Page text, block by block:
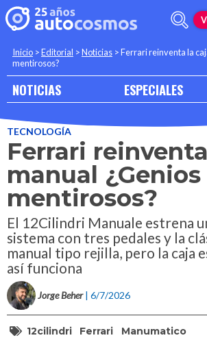
Inicio >Editorial >Noticias >Ferrari reinventa la
mentirosos?
NOTICIAS ESPECIALES
TECNOLOGÍA
Ferrari
manual ¿Genios
mentirosos?
El 12Cilindri Manuale estrena
sistema con tres pedales y la
manual tipo rejilla, pero la caja
así funciona
Jorge Beher | 6/7/2026
12cilindri Ferrari Manumatico